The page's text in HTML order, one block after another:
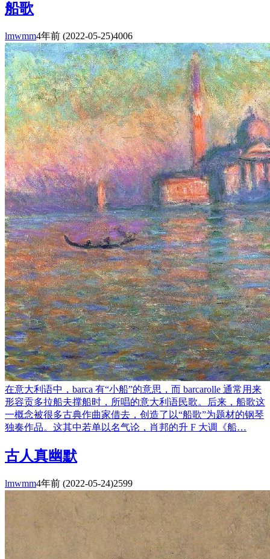
船歌
lmwmm4年前 (2022-05-25)4006
在意大利语中，barca 有“小船”的意思，而 barcarolle 通常用来
形容贡多拉船夫撑船时，所唱的意大利语民歌。后来，船歌这
一概念被很多古典作曲家借去，创造了以“船歌”为题材的钢琴
独奏作品。这其中若单以名气论，肖邦的升 F 大调《船…
古人真幽默
lmwmm4年前 (2022-05-24)2599